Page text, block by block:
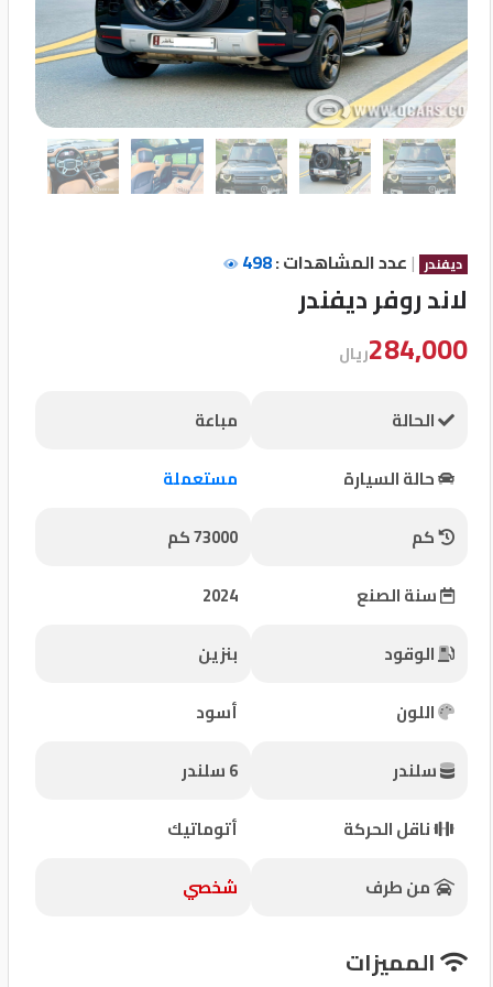
تسجيل
الدخول
English
مستثمري
المعارض
مميزة
إتصل
بنا
المنتدى
كيو
نمبر
كيو
كارز
ديفندر | عدد المشاهدات :498
لاند روفر ديفندر
284,000ريال
الحالة
مباعة
حالة السيارة
مستعملة
كم
73000 كم
سنة الصنع
2024
الوقود
بنزين
اللون
أسود
سلندر
6 سلندر
ناقل الحركة
أتوماتيك
من طرف
شخصي
المميزات